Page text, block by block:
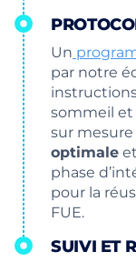
Un
par notre
sommeil et
sur
optimale
phase
pour la
FUE.
SUIVI ET